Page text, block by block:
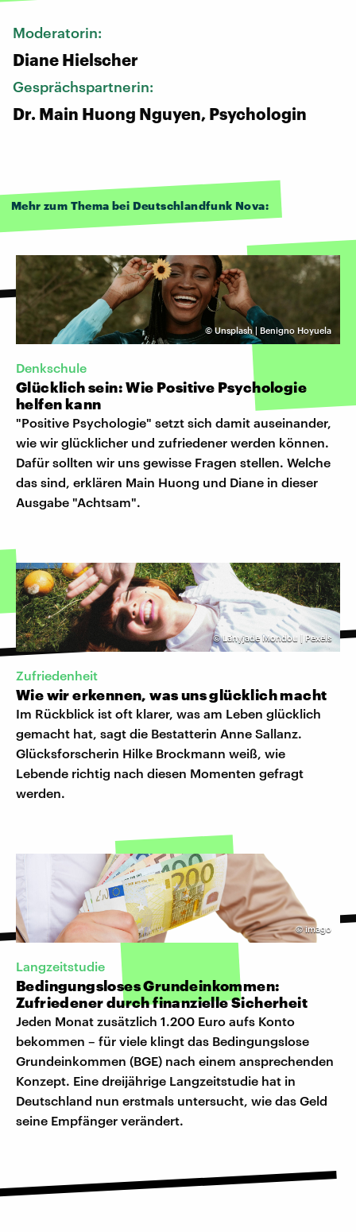
Moderatorin:
Diane Hielscher
Gesprächspartnerin:
Dr. Main Huong Nguyen, Psychologin
Mehr zum Thema bei Deutschlandfunk Nova:
© Unsplash | Benigno Hoyuela
Denkschule
Glücklich sein: Wie Positive Psychologie
helfen kann
"Positive Psychologie" setzt sich damit auseinander,
wie wir glücklicher und zufriedener werden können.
Dafür sollten wir uns gewisse Fragen stellen. Welche
das sind, erklären Main Huong und Diane in dieser
Ausgabe "Achtsam".
©Lanyjade Mondou | Pexels
Zufriedenheit
Wie wir erkennen, was uns glücklich macht
Im Rückblick ist oft klarer, was am Leben glücklich
gemacht hat, sagt die Bestatterin Anne Sallanz.
Glücksforscherin Hilke Brockmann weiß, wie
Lebende richtig nach diesen Momenten gefragt
werden.
©imago
Langzeitstudie
Bedingungsloses Grundeinkommen:
Zufriedener durch finanzielle Sicherheit
Jeden Monat zusätzlich 1.200 Euro aufs Konto
bekommen – für viele klingt das Bedingungslose
Grundeinkommen (BGE) nach einem ansprechenden
Konzept. Eine dreijährige Langzeitstudie hat in
Deutschland nun erstmals untersucht, wie das Geld
seine Empfänger verändert.